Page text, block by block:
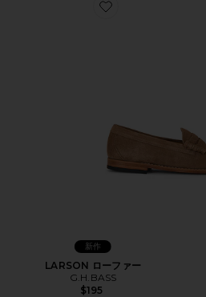
Favorite LARSON ロー
新作
LARSON ローファー
G.H.BASS
$195